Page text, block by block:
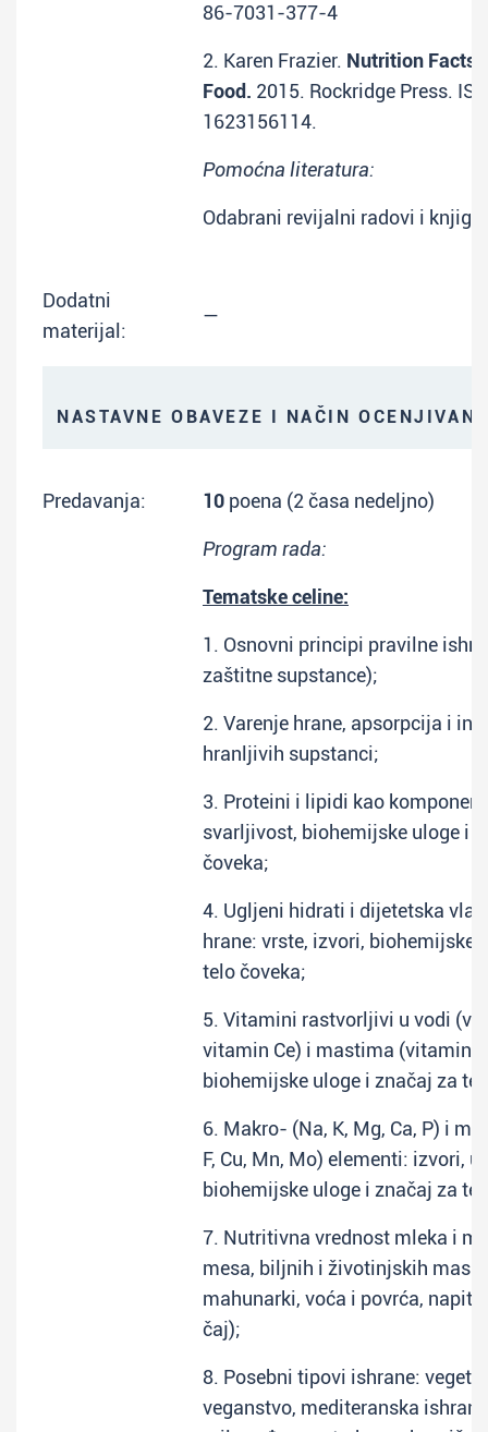
86-7031-377-4
2. Karen Frazier. Nutrition Facts:
Food. 2015. Rockridge Press.
1623156114.
Pomoćna literatura:
Odabrani revijalni radovi i knjige.
Dodatni
materijal:
—
NASTAVNE OBAVEZE I NAČIN
Predavanja: 10 poena (2 časa nedeljno)
Program rada:
Tematske celine:
1. Osnovni principi pravilne
zaštitne supstance);
2. Varenje hrane, apsorpcija i
hranljivih supstanci;
3. Proteini i lipidi kao
svarljivost, biohemijske uloge i
čoveka;
4. Ugljeni hidrati i dijetetska
hrane: vrste, izvori, biohemijske
telo čoveka;
5. Vitamini rastvorljivi u vodi
vitamin Ce) i mastima (vitamini
biohemijske uloge i značaj za
6. Makro- (Na, K, Mg, Ca, P) i
F, Cu, Mn, Mo) elementi: izvori,
biohemijske uloge i značaj za
7. Nutritivna vrednost mleka i
mesa, biljnih i životinjskih
mahunarki, voća i povrća,
čaj);
8. Posebni tipovi ishrane:
veganstvo, mediteranska